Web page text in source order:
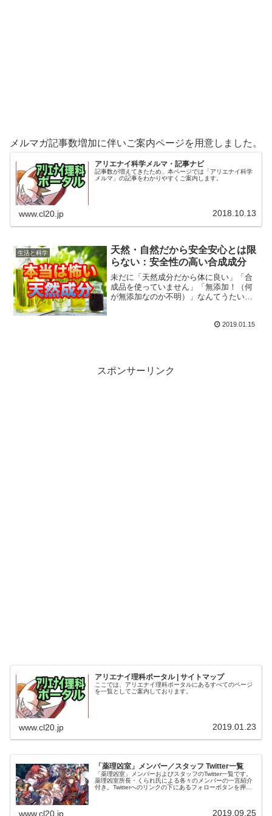
メルマガ記事数増加に伴いご案内ページを用意しました。
アリエナイ科学メルマ・記事ナビ
記事数が増えてきたため、本ページでは「アリエナイ科学
メルマ」の記事をわかりやすくご案内します。
www.cl20.jp 2018.10.13
生活と科学
天然・自然だから安全安心とは限
らない：安全性の高い合成成分
未だに「天然成分だから体に良い」「合
成品を使っていません」「無添加！（何
が無添加なのか不明）」なんてうたい文
る次第。今回はその辺を、科学的に見て
2019.01.15
スポンサーリンク
アリエナイ理科ポータル | サイトマップ
ここでは、アリエナイ理科ポータルにあるすべてのページ
を一覧としてご案内しております。
www.cl20.jp 2019.01.23
「薬理凶室」メンバー／スタッフ Twitter一覧
「薬理凶室」メンバーおよびスタッフのTwitter一覧です。
薬理凶室所長・くられ氏による各々のメンバーの一言紹介
付き。Twitterへのリンクの下にあるフォローボタンを押す
www.cl20.jp 2019.09.25